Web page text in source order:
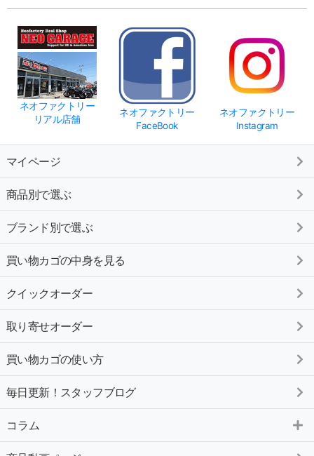
ネオファクトリー
リアル店舗
ネオファクトリー
FaceBook
ネオファクトリー
Instagram
マイページ
商品別で選ぶ
ブランド別で選ぶ
買い物カゴの中身を見る
クイックオーダー
取り寄せオーダー
買い物カゴの使い方
毎日更新！スタッフブログ
コラム